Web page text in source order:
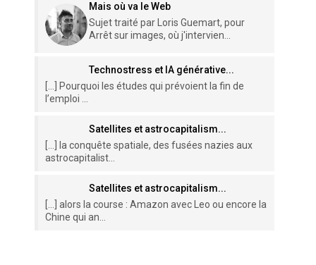
Mais où va le Web
Sujet traité par Loris Guemart, pour
Arrêt sur images, où j'intervien...
Technostress et IA générative...
[…] Pourquoi les études qui prévoient la fin de
l’emploi ...
Satellites et astrocapitalism...
[…] la conquête spatiale, des fusées nazies aux
astrocapitalist...
Satellites et astrocapitalism...
[…] alors la course : Amazon avec Leo ou encore la
Chine qui an...